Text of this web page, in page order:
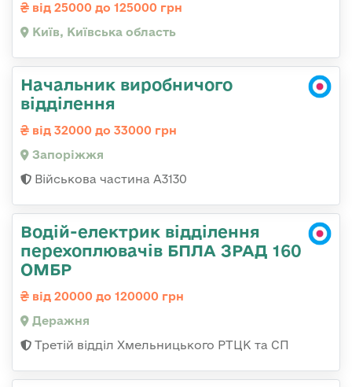
від 25000 до 125000 грн
Київ, Київська область
Начальник виробничого
відділення
від 32000 до 33000 грн
Запоріжжя
Військова частина А3130
Водій-електрик відділення
перехоплювачів БПЛА ЗРАД 160
ОМБР
від 20000 до 120000 грн
Деражня
Третій відділ Хмельницького РТЦК та СП